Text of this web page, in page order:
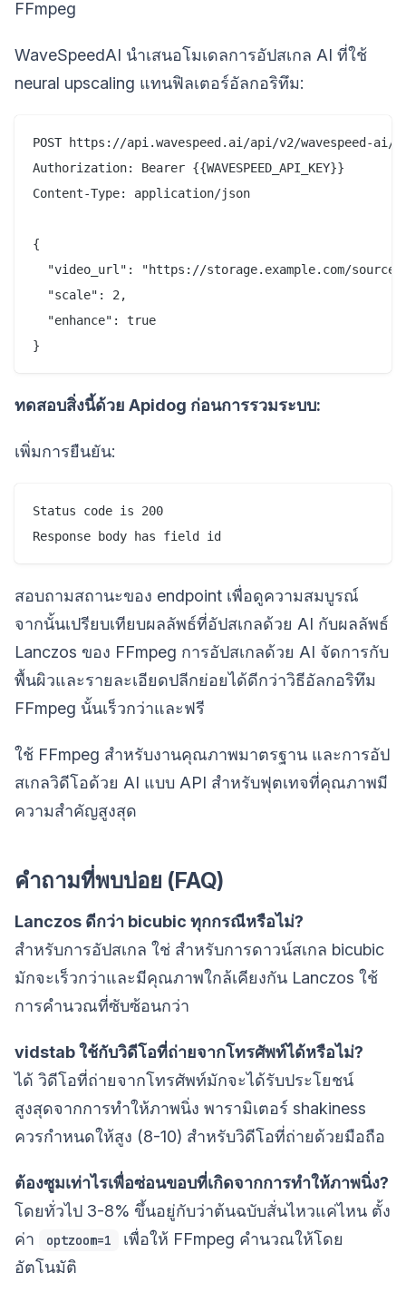
FFmpeg
WaveSpeedAI นำเสนอโมเดลการอัปสเกล AI ที่ใช้
neural upscaling แทนฟิลเตอร์อัลกอริทึม:
POST https://api.wavespeed.ai/api/v2/wavespeed-ai/
Authorization: Bearer {{WAVESPEED_API_KEY}}
Content-Type: application/json
{
"video_url": "https://storage.example.com/
  "scale": 2,
  "enhance": true
ทดสอบสิ่งนี้ด้วย Apidog ก่อนการรวมระบบ:
เพิ่มการยืนยัน:
Status code is 200
สอบถามสถานะของ endpoint เพื่อดูความสมบูรณ์
จากนั้นเปรียบเทียบผลลัพธ์ที่อัปสเกลด้วย AI กับผลลัพธ์
Lanczos ของ FFmpeg การอัปสเกลด้วย AI จัดการกับ
พื้นผิวและรายละเอียดปลีกย่อยได้ดีกว่าวิธีอัลกอริทึม
FFmpeg นั้นเร็วกว่าและฟรี
ใช้ FFmpeg สำหรับงานคุณภาพมาตรฐาน และการอัป
สเกลวิดีโอด้วย AI แบบ API สำหรับฟุตเทจที่คุณภาพมี
ความสำคัญสูงสุด
คำถามที่พบบ่อย (FAQ)
Lanczos ดีกว่า bicubic ทุกกรณีหรือไม่?
สำหรับการอัปสเกล ใช่ สำหรับการดาวน์สเกล bicubic
มักจะเร็วกว่าและมีคุณภาพใกล้เคียงกัน Lanczos ใช้
การคำนวณที่ซับซ้อนกว่า
vidstab ใช้กับวิดีโอที่ถ่ายจากโทรศัพท์ได้หรือไม่?
ได้ วิดีโอที่ถ่ายจากโทรศัพท์มักจะได้รับประโยชน์
สูงสุดจากการทำให้ภาพนิ่ง พารามิเตอร์ shakiness
ควรกำหนดให้สูง (8-10) สำหรับวิดีโอที่ถ่ายด้วยมือถือ
ต้องซูมเท่าไรเพื่อซ่อนขอบที่เกิดจากการทำให้ภาพนิ่ง?
โดยทั่วไป 3-8% ขึ้นอยู่กับว่าต้นฉบับสั่นไหวแค่ไหน ตั้ง
ค่า
optzoom=1
เพื่อให้ FFmpeg คำนวณให้โดย
อัตโนมัติ